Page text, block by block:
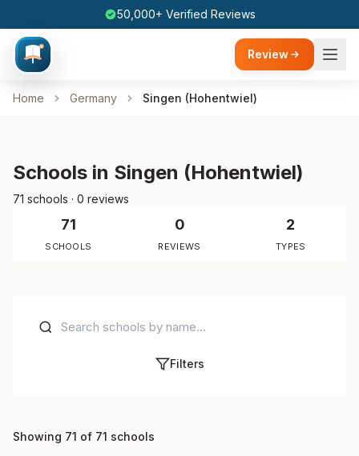
50,000+ Verified Reviews
Review
Home Germany Singen (Hohentwiel)
Schools in Singen (Hohentwiel)
71 schools · 0 reviews
71
SCHOOLS
0
REVIEWS
2
TYPES
Filters
Showing 71 of 71 schools